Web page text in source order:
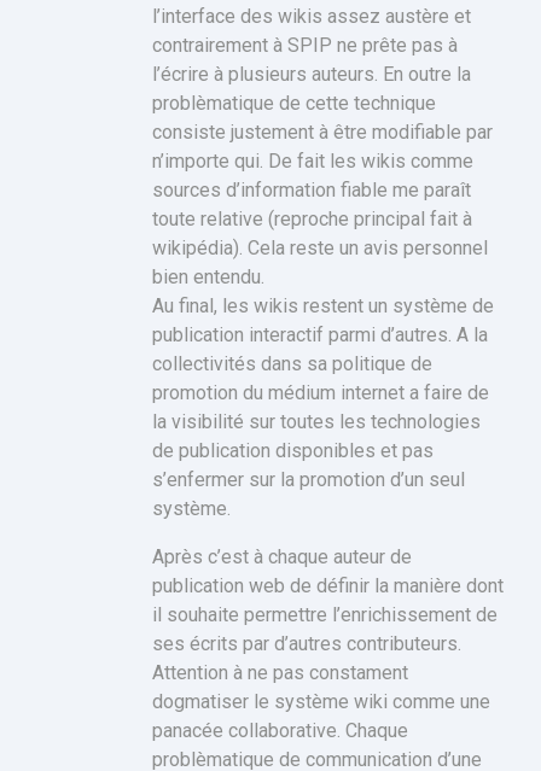
l’interface des wikis assez austère et
contrairement à SPIP ne prête pas à
l’écrire à plusieurs auteurs. En outre la
problèmatique de cette technique
consiste justement à être modifiable par
n’importe qui. De fait les wikis comme
sources d’information fiable me paraît
toute relative (reproche principal fait à
wikipédia). Cela reste un avis personnel
bien entendu.
Au final, les wikis restent un système de
publication interactif parmi d’autres. A la
collectivités dans sa politique de
promotion du médium internet a faire de
la visibilité sur toutes les technologies
de publication disponibles et pas
s’enfermer sur la promotion d’un seul
système.
Après c’est à chaque auteur de
publication web de définir la manière dont
il souhaite permettre l’enrichissement de
ses écrits par d’autres contributeurs.
Attention à ne pas constament
dogmatiser le système wiki comme une
panacée collaborative. Chaque
problèmatique de communication d’une